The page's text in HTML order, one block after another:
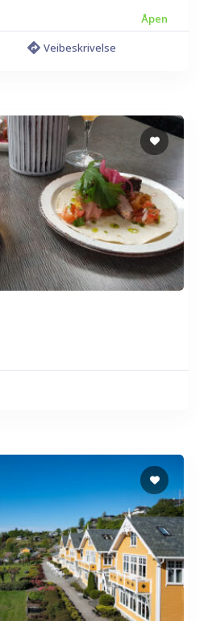
Åpen
Veibeskrivelse